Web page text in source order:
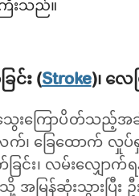
ြီးသည်။
င်း (Stroke)၊ လေ
ေးကြောပိတ်သည့်အခါ
က်၊ ခြေထောက် လှုပ်ရှာ
ခြင်း၊ လမ်းလျှော
အမြန်ဆုံးသွားပြီး